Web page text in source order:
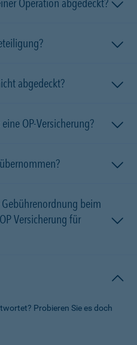
Operation abgedeckt?
abgedeckt?
OP-Versicherung?
beim
Versicherung für
Probieren Sie es doch